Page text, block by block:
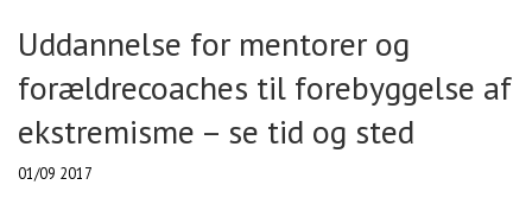
Uddannelse for mentorer og
forældrecoaches til forebyggelse af
ekstremisme – se tid og sted
01/09 2017